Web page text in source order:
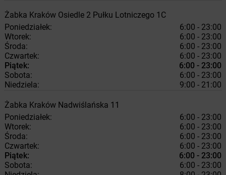
Żabka Kraków Osiedle 2 Pułku Lotniczego 1C
Poniedziałek:
6:00 - 23:00
Wtorek:
6:00 - 23:00
Środa:
6:00 - 23:00
Czwartek:
6:00 - 23:00
Piątek:
6:00 - 23:00
Sobota:
6:00 - 23:00
Niedziela:
9:00 - 21:00
Żabka Kraków Nadwiślańska 11
Poniedziałek:
6:00 - 23:00
Wtorek:
6:00 - 23:00
Środa:
6:00 - 23:00
Czwartek:
6:00 - 23:00
Piątek:
6:00 - 23:00
Sobota:
6:00 - 23:00